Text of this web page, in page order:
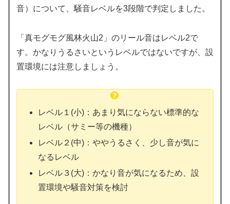
音）について、騒音レベルを3段階で判定しました。
「真モグモグ風林火山2」のリール音はレベル2で
す。かなりうるさいというレベルではないですが、設
置環境には注意しましょう。
レベル１(小)：あまり気にならない標準的な
レベル（サミー等の機種）
レベル２(中)：ややうるさく、少し音が気に
なるレベル
レベル３(大)：かなり音が気になるため、設
置環境や騒音対策を検討